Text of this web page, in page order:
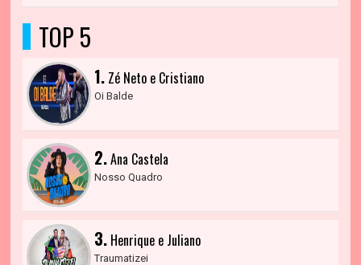
TOP 5
1. Zé Neto e Cristiano
Oi Balde
2.Ana Castela
Nosso Quadro
3. Henrique e Juliano
Traumatizei